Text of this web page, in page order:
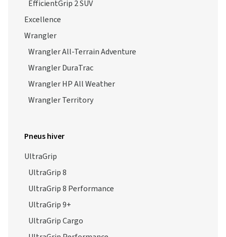
EfficientGrip 2 SUV
Excellence
Wrangler
Wrangler All-Terrain Adventure
Wrangler DuraTrac
Wrangler HP All Weather
Wrangler Territory
Pneus hiver
UltraGrip
UltraGrip 8
UltraGrip 8 Performance
UltraGrip 9+
UltraGrip Cargo